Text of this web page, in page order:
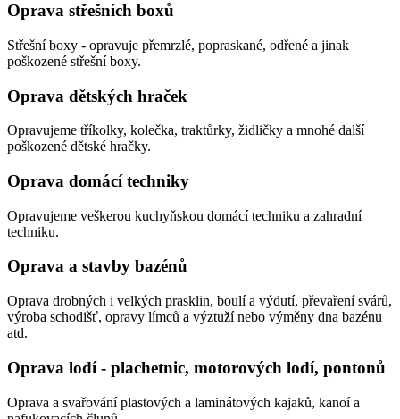
Oprava střešních boxů
Střešní boxy - opravuje přemrzlé, popraskané, odřené a jinak
poškozené střešní boxy.
Oprava dětských hraček
Opravujeme tříkolky, kolečka, traktůrky, židličky a mnohé další
poškozené dětské hračky.
Oprava domácí techniky
Opravujeme veškerou kuchyňskou domácí techniku a zahradní
techniku.
Oprava a stavby bazénů
Oprava drobných i velkých prasklin, boulí a výdutí, převaření svárů,
výroba schodišť, opravy límců a výztuží nebo výměny dna bazénu
atd.
Oprava lodí - plachetnic, motorových lodí, pontonů
Oprava a svařování plastových a laminátových kajaků, kanoí a